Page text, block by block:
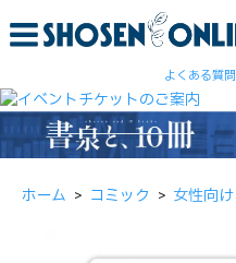
よくある質問
ホーム > コミック > 女性向け